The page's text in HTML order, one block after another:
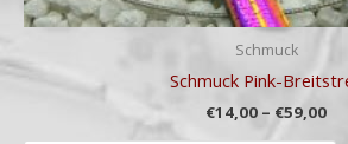
Schmuck
Schmuck Pink-
€14,00 – €59,00